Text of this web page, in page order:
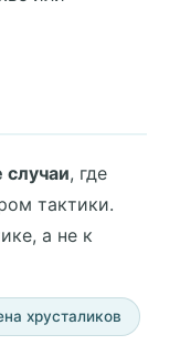
, где
тактики.
а не к
хрусталиков